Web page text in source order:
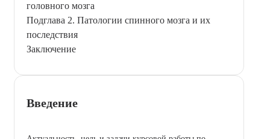
головного мозга
Подглава 2. Патологии спинного мозга и их
последствия
Заключение
Введение